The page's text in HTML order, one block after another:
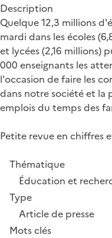
Description
Quelque 12,3 millions
mardi dans les écoles
et lycées (2,16 millions)
000 enseignants les
l'occasion de faire les
dans notre société et la
emplois du temps des
Petite revue en chiffres
Thématique
Éducation et
Type
Article de presse
Mots clés